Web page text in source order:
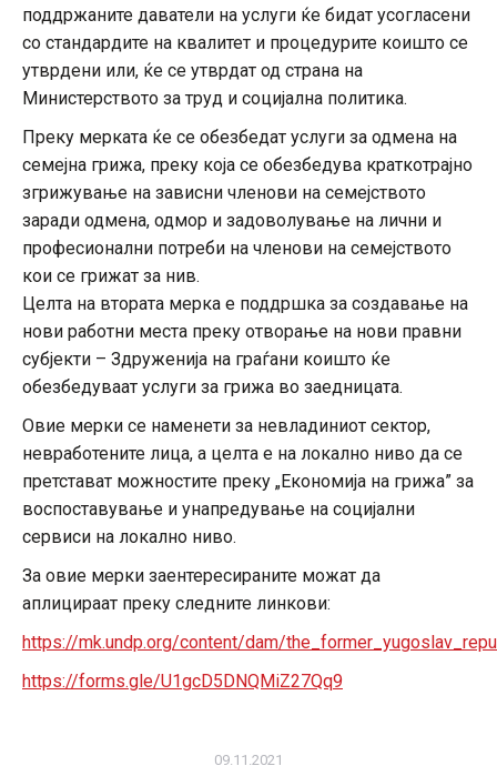
поддржаните даватели на услуги ќе бидат усогласени
со стандардите на квалитет и процедурите коишто се
утврдени или, ќе се утврдат од страна на
Министерството за труд и социјална политика.
Преку мерката ќе се обезбедат услуги за одмена на
семејна грижа, преку која се обезбедува краткотрајно
згрижување на зависни членови на семејството
заради одмена, одмор и задоволување на лични и
професионални потреби на членови на семејството
кои се грижат за нив.
Целта на втората мерка е поддршка за создавање на
нови работни места преку отворање на нови правни
субјекти – Здруженија на граѓани коишто ќе
обезбедуваат услуги за грижа во заедницата.
Овие мерки се наменети за невладиниот сектор,
невработените лица, а целта е на локално ниво да се
претстават можностите преку „Економија на грижа” за
воспоставување и унапредување на социјални
сервиси на локално ниво.
За овие мерки заентересираните можат да
аплицираат преку следните линкови:
https://mk.undp.org/content/dam/
https://forms.gle/U1gcD5DNQMiZ27Qq9
09.11.2021